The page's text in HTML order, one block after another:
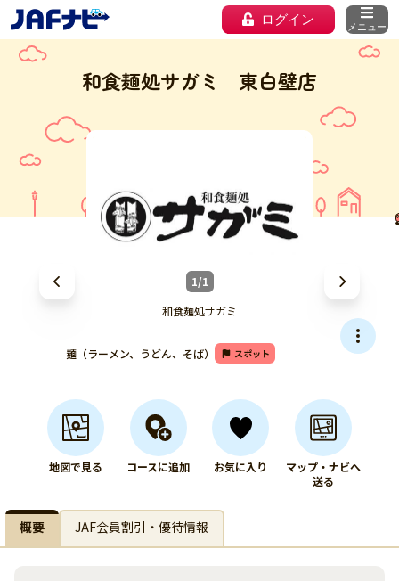
ログイン メニュー
和食麺処サガミ 東白壁店
1/1
和食麺処サガミ
麺（ラーメン、うどん、そば） スポット
地図で見る コースに追加 お気に入り
マップ・ナビへ
送る
概要 JAF会員割引・優待情報